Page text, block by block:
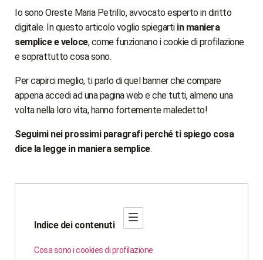
Io sono Oreste Maria Petrillo, avvocato esperto in diritto
digitale. In questo articolo voglio spiegarti in maniera
semplice e veloce, come funzionano i cookie di profilazione
e soprattutto cosa sono.
Per capirci meglio, ti parlo di quel banner che compare
appena accedi ad una pagina web e che tutti, almeno una
volta nella loro vita, hanno fortemente maledetto!
Seguimi nei prossimi paragrafi perché ti spiego cosa
dice la legge in maniera semplice.
Indice dei contenuti
Cosa sono i cookies di profilazione